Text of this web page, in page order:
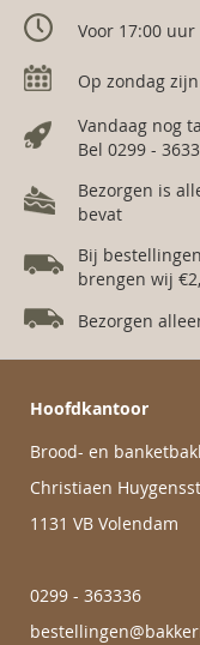
Voor 17:00
Op zondag
Vandaag nog
Bel 0299 -
Bezorgen is
bevat
Bij
brengen wij
Bezorgen
Hoofdkantoor
Brood- en
Christiaen
1131 VB Volendam
0299 - 363336